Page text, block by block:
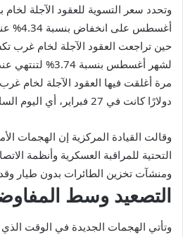
وتحدد سعر التسوية للعقود الآجلة
حين تراجعت العقود الآجلة لخام غرب
دولارًا كانت في 27 فبراير، أي اليوم السابق لبدء حرب إيران.
وقالت القيادة المركزية إن الهجمات
التحتية للمراقبة العسكرية وأنظمة
ومنشآت تخزين الطائرات بدون طيار
التصعيد وسط
وتأتي الهجمات الجديدة في الوقت